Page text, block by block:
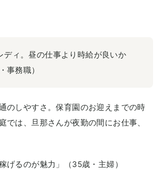
ディ。昼の仕事より時給が良いか
事務職）
のしやすさ。保育園のお迎えまでの時
は、旦那さんが夜勤の間にお仕事、
げるのが魅力」（35歳・主婦）